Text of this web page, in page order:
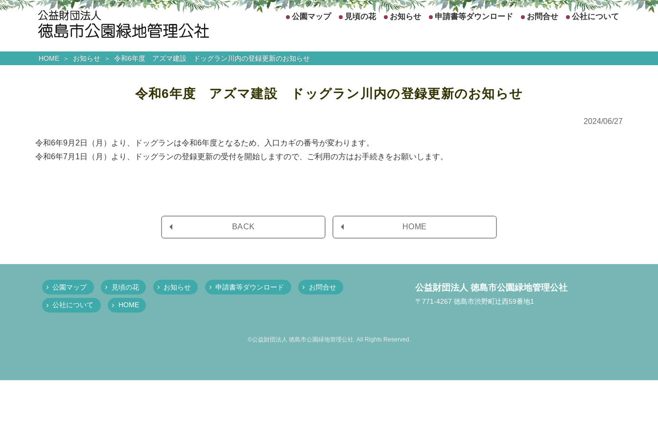
公園マップ 見頃の花 お知らせ 申請書等ダウンロード お問合せ 公社について
HOME お知らせ 令和6年度 アズマ建設 ドッグラン川内の登録更新のお知らせ
令和6年度 アズマ建設 ドッグラン川内の登録更新のお知らせ
2024/06/27
令和6年9月2日（月）より、ドッグランは令和6年度となるため、入口カギの番号が変わります。
令和6年7月1日（月）より、ドッグランの登録更新の受付を開始しますので、ご利用の方はお手続きをお願いします。
BACK HOME
公園マップ 見頃の花 お知らせ 申請書等ダウンロード お問合せ
公社について HOME
公益財団法人 徳島市公園緑地管理公社
〒771-4267 徳島市渋野町辻󠄀西59番地1
©公益財団法人 徳島市公園緑地管理公社. All Rights Reserved.